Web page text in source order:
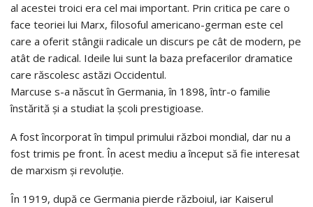
al acestei troici era cel mai important. Prin critica pe care o
face teoriei lui Marx, filosoful americano-german este cel
care a oferit stângii radicale un discurs pe cât de modern, pe
atât de radical. Ideile lui sunt la baza prefacerilor dramatice
care răscolesc astăzi Occidentul.
Marcuse s-a născut în Germania, în 1898, într-o familie
înstărită și a studiat la școli prestigioase.
A fost încorporat în timpul primului război mondial, dar nu a
fost trimis pe front. În acest mediu a început să fie interesat
de marxism și revoluție.
În 1919, după ce Germania pierde războiul, iar Kaiserul